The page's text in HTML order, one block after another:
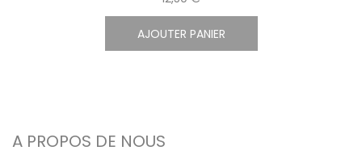
AJOUTER PANIER
A PROPOS DE NOUS